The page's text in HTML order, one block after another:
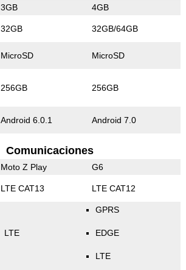
3GB 4GB
32GB 32GB/64GB
MicroSD MicroSD
256GB 256GB
Android 6.0.1 Android 7.0
Comunicaciones
Moto Z Play G6
LTE CAT13 LTE CAT12
LTE
GPRS
EDGE
LTE